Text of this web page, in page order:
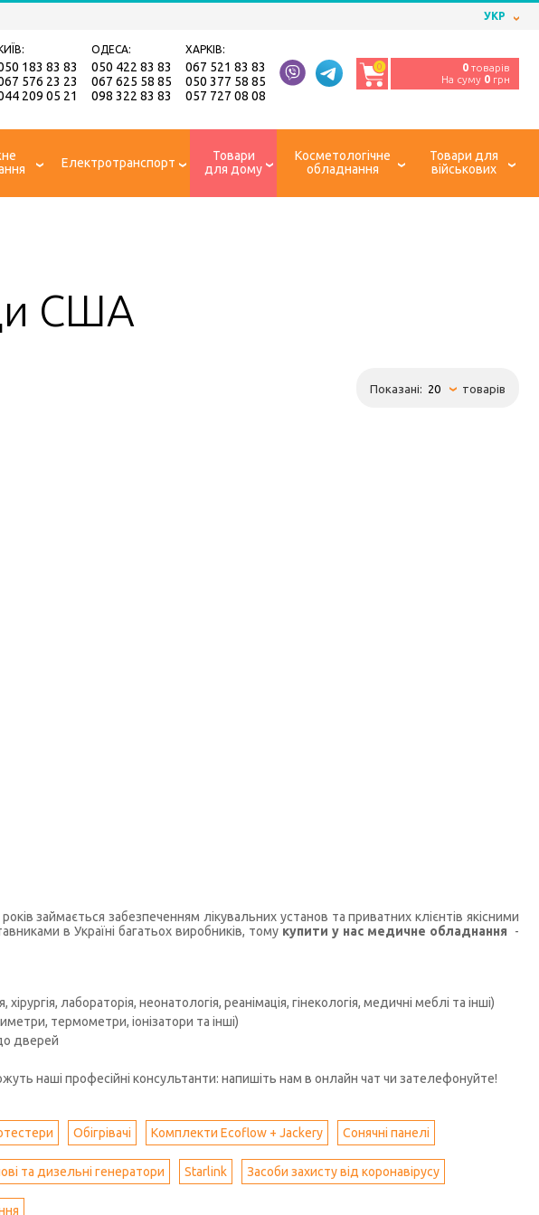
УКР
183 83 83
576 23 23
209 05 21
ОДЕСА:
050 422 83 83
067 625 58 85
098 322 83 83
ХАРКІВ:
067 521 83 83
050 377 58 85
057 727 08 08
0 0 товарів
На суму 0 грн
Електротранспорт
Товари
для дому
Косметологічне
обладнання
Товари для
військових
США
Показані: товарів
займається забезпеченням лікувальних установ та приватних клієнтів якісними
в Україні багатьох виробників, тому купити у нас медичне обладнання
-
лабораторія, неонатологія, реанімація, гінекологія, медичні меблі та інші)
термометри, іонізатори та інші)
дверей
наші професійні консультанти: напишіть нам в онлайн чат чи зателефонуйте!
Обігрівачі Комплекти Ecoflow + Jackery Сонячні панелі
та дизельні генератори Starlink Засоби захисту від коронавірусу